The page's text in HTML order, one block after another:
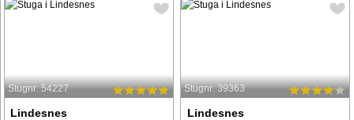
Stugnr: 54227
Lindesnes
Stugnr: 39363
Lindesnes